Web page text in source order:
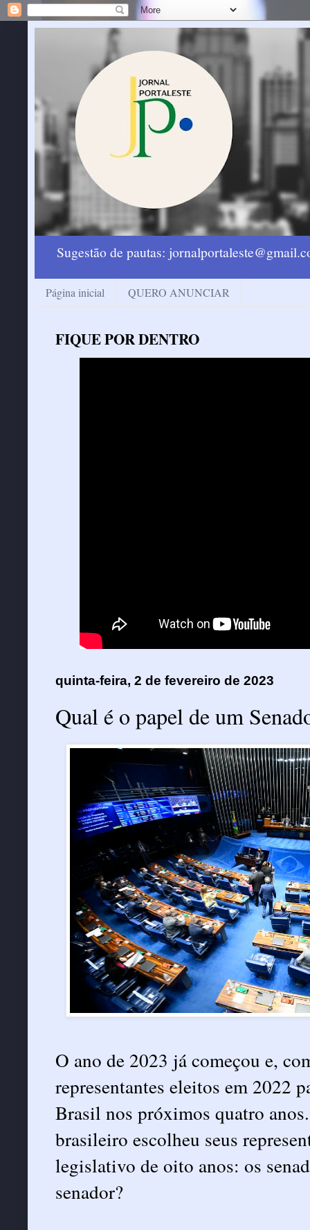
Sugestão de pautas:
Página inicial QUERO ANUNCIAR
FIQUE POR DENTRO
quinta-feira, 2 de fevereiro de 2023
Qual é o papel de um
O ano de 2023 já começou e,
representantes eleitos em 2022
Brasil nos próximos quatro
brasileiro escolheu seus
legislativo de oito anos: os
senador?